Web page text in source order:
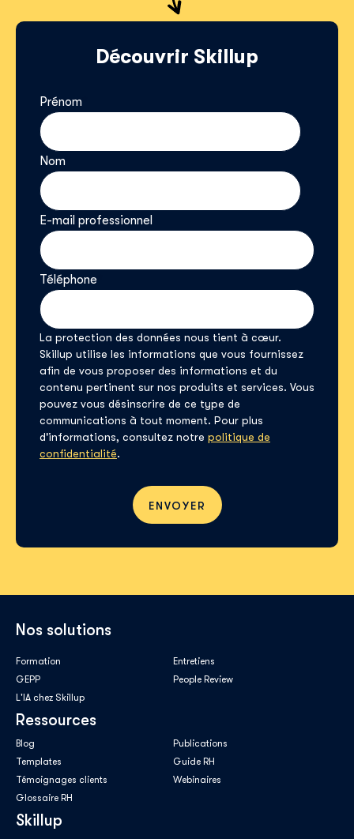
Découvrir Skillup
Prénom
Nom
E-mail professionnel
Téléphone
La protection des données nous tient à cœur.
Skillup utilise les informations que vous fournissez
afin de vous proposer des informations et du
contenu pertinent sur nos produits et services. Vous
pouvez vous désinscrire de ce type de
communications à tout moment. Pour plus
d'informations, consultez notre politique de
confidentialité.
Nos solutions
Formation
Entretiens
GEPP
People Review
L'IA chez Skillup
Ressources
Blog
Publications
Templates
Guide RH
Témoignages clients
Webinaires
Glossaire RH
Skillup